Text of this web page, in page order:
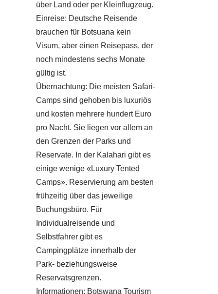
über Land oder per Kleinflugzeug.
Einreise: Deutsche Reisende
brauchen für Botsuana kein
Visum, aber einen Reisepass, der
noch mindestens sechs Monate
gültig ist.
Übernachtung: Die meisten Safari-
Camps sind gehoben bis luxuriös
und kosten mehrere hundert Euro
pro Nacht. Sie liegen vor allem an
den Grenzen der Parks und
Reservate. In der Kalahari gibt es
einige wenige «Luxury Tented
Camps». Reservierung am besten
frühzeitig über das jeweilige
Buchungsbüro. Für
Individualreisende und
Selbstfahrer gibt es
Campingplätze innerhalb der
Park- beziehungsweise
Reservatsgrenzen.
Informationen: Botswana Tourism